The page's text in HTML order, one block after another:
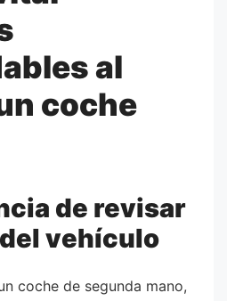
al
coche
de revisar
vehículo
coche de segunda mano,